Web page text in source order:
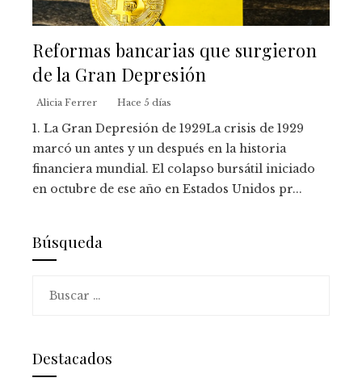
Reformas bancarias que surgieron
de la Gran Depresión
Alicia Ferrer Hace 5 días
1. La Gran Depresión de 1929La crisis de 1929
marcó un antes y un después en la historia
financiera mundial. El colapso bursátil iniciado
en octubre de ese año en Estados Unidos pr...
Búsqueda
Destacados